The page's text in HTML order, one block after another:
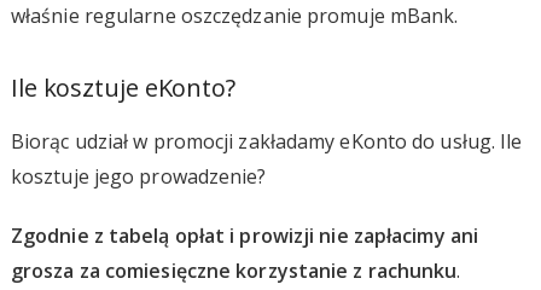
właśnie regularne oszczędzanie promuje mBank.
Ile kosztuje eKonto?
Biorąc udział w promocji zakładamy eKonto do usług. Ile
kosztuje jego prowadzenie?
Zgodnie z tabelą opłat i prowizji nie zapłacimy ani
grosza za comiesięczne korzystanie z rachunku.